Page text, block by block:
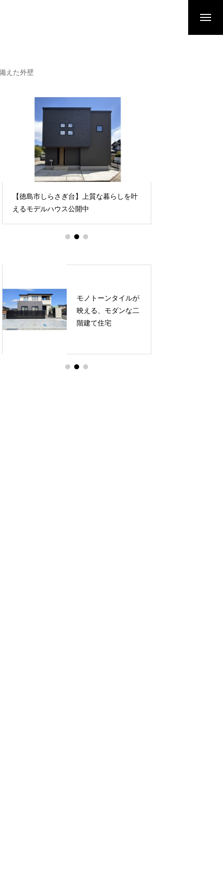
えた外壁
【徳島市しらさぎ台】上質な暮らしを叶
えるモデルハウス公開中
モノトーンタイルが
映える、モダンな二
階建て住宅